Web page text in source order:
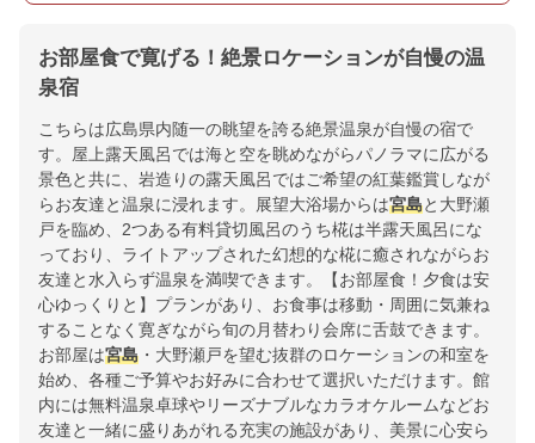
お部屋食で寛げる！絶景ロケーションが自慢の温
泉宿
こちらは広島県内随一の眺望を誇る絶景温泉が自慢の宿で
す。屋上露天風呂では海と空を眺めながらパノラマに広がる
景色と共に、岩造りの露天風呂ではご希望の紅葉鑑賞しなが
らお友達と温泉に浸れます。展望大浴場からは宮島と大野瀬
戸を臨め、2つある有料貸切風呂のうち椛は半露天風呂にな
っており、ライトアップされた幻想的な椛に癒されながらお
友達と水入らず温泉を満喫できます。【お部屋食！夕食は安
心ゆっくりと】プランがあり、お食事は移動・周囲に気兼ね
することなく寛ぎながら旬の月替わり会席に舌鼓できます。
お部屋は宮島 ・大野瀬戸を望む抜群のロケーションの和室を
始め、各種ご予算やお好みに合わせて選択いただけます。館
内には無料温泉卓球やリーズナブルなカラオケルームなどお
友達と一緒に盛りあがれる充実の施設があり、美景に心安ら